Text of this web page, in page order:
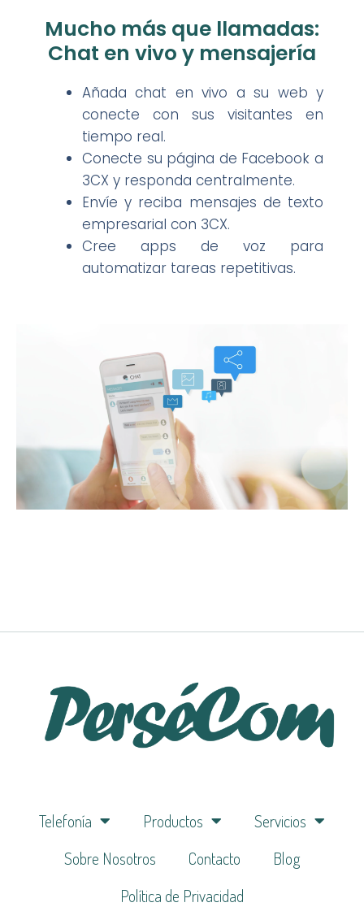
Mucho más que llamadas:
Chat en vivo y mensajería
Añada chat en vivo a su web y
conecte con sus visitantes en
tiempo real.
Conecte su página de Facebook a
3CX y responda centralmente.
Envíe y reciba mensajes de texto
empresarial con 3CX.
Cree apps de voz para
automatizar tareas repetitivas.
Telefonía Productos
Servicios
Sobre Nosotros
Contacto
Blog
Política de Privacidad